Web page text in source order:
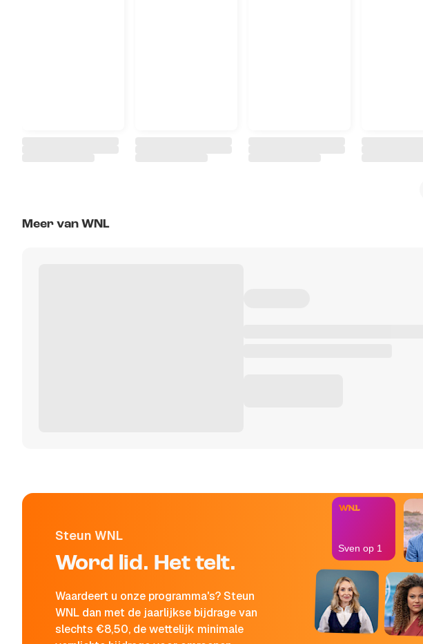
Meer van WNL
Steun WNL
Word lid. Het telt.
Waardeert u onze programma's? Steun
WNL dan met de jaarlijkse bijdrage van
slechts €8,50, de wettelijk minimale
Sven op 1